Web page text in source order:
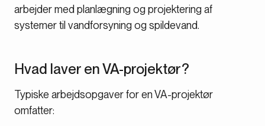
arbejder med planlægning og projektering af
systemer til vandforsyning og spildevand.
Hvad laver en VA-projektør?
Typiske arbejdsopgaver for en VA-projektør
omfatter: